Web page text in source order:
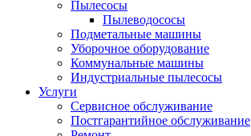
Пылесосы
Пылеводососы
Подметальные машины
Уборочное оборудование
Коммунальные машины
Индустриальные пылесосы
Услуги
Сервисное обслуживание
Постгарантийное обслуживание